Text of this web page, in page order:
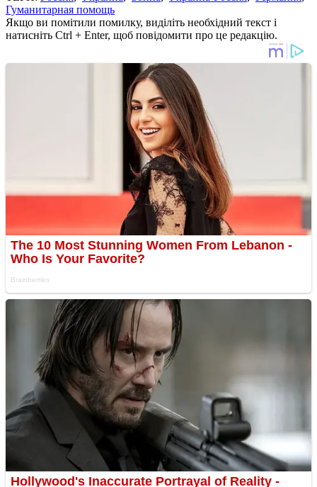
Гуманитарная помощь
Якщо ви помітили помилку, виділіть необхідний текст і
натисніть Ctrl + Enter, щоб повідомити про це редакцію.